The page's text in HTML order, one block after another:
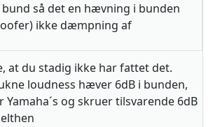
så det en hævning i bunden
ikke dæmpning af
at du stadig ikke har fattet det.
loudness hæver 6dB i bunden,
og skruer tilsvarende 6dB